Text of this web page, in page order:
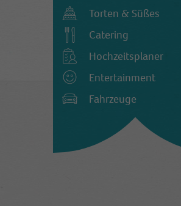
Torten & Süßes
Catering
Hochzeitsplaner
Entertainment
Fahrzeuge